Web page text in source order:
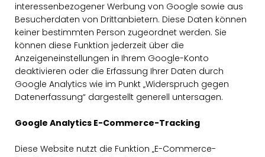
interessenbezogener Werbung von Google sowie aus
Besucherdaten von Drittanbietern. Diese Daten können
keiner bestimmten Person zugeordnet werden. Sie
können diese Funktion jederzeit über die
Anzeigeneinstellungen in Ihrem Google-Konto
deaktivieren oder die Erfassung Ihrer Daten durch
Google Analytics wie im Punkt „Widerspruch gegen
Datenerfassung“ dargestellt generell untersagen.
Google Analytics E-Commerce-Tracking
Diese Website nutzt die Funktion „E-Commerce-